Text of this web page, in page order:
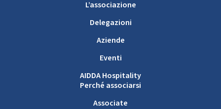
L’associazione
Delegazioni
Aziende
Eventi
AIDDA Hospitality
Perché associarsi
Associate